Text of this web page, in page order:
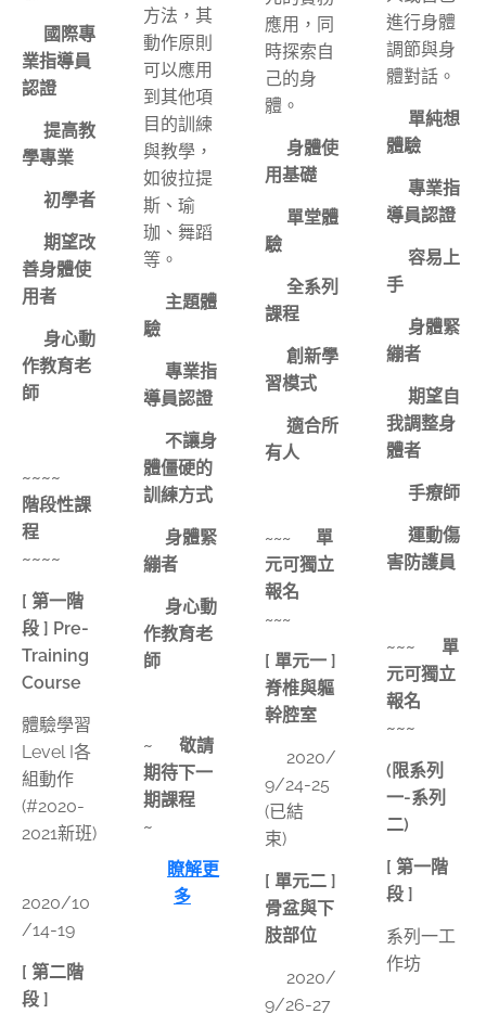
✅國際專
業指導員
認證
✅提高教
學專業
⭕️初學者
⭕️期望改
善身體使
用者
⭕️身心動
作教育老
師
~~~~ ✴️
階段性課
程✴️
~~~~
[ 第一階
段 ] Pre-
Training
Course
體驗學習
Level I各
組動作
(#2020-
2021新班)
2020/10
/14-19
[ 第二階
段 ]
方法，其
動作原則
可以應用
到其他項
目的訓練
與教學，
如彼拉提
斯、瑜
珈、舞蹈
等。
✅主題體
驗
✅專業指
導員認證
✅不讓身
體僵硬的
訓練方式
⭕️身體緊
繃者
⭕️身心動
作教育老
師
~ ✴️ 敬請
期待下一
期課程
~
瞭解更
多
應用，同
時探索自
己的身
體。
✅身體使
用基礎
✅單堂體
驗
✅全系列
課程
✅創新學
習模式
⭕️適合所
有人
~~~ ✴️ 單
元可獨立
報名
~~~
[ 單元一 ]
脊椎與軀
幹腔室
📅2020/
9/24-25
(已結
束)
[ 單元二 ]
骨盆與下
肢部位
📅2020/
9/26-27
進行身體
調節與身
體對話。
✅單純想
體驗
✅專業指
導員認證
✅容易上
手
⭕️身體緊
繃者
⭕️期望自
我調整身
體者
⭕️手療師
⭕️運動傷
害防護員
~~~ ✴️ 單
元可獨立
報名
~~~
(限系列
一-系列
二)
[ 第一階
段 ]
系列一工
作坊